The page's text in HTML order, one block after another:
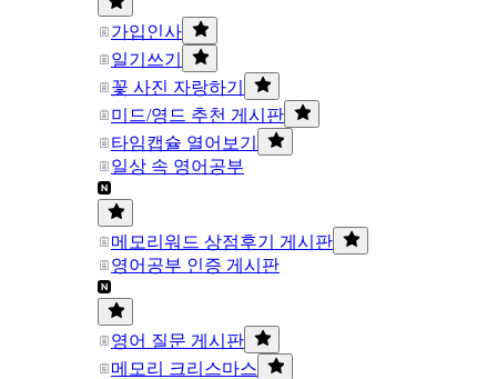
가입인사
일기쓰기
꽃 사진 자랑하기
미드/영드 추천 게시판
타임캡슐 열어보기
일상 속 영어공부
메모리워드 상점후기 게시판
영어공부 인증 게시판
영어 질문 게시판
메모리 크리스마스